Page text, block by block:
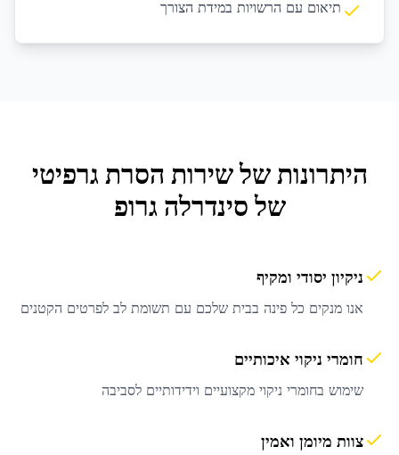
תיאום עם הרשויות במידת הצורך
היתרונות של שירות הסרת גרפיטי
של סינדרלה גרופ
ניקיון יסודי ומקיף
אנו מנקים כל פינה בבית שלכם עם תשומת לב לפרטים הקטנים
חומרי ניקוי איכותיים
שימוש בחומרי ניקוי מקצועיים וידידותיים לסביבה
צוות מיומן ואמין